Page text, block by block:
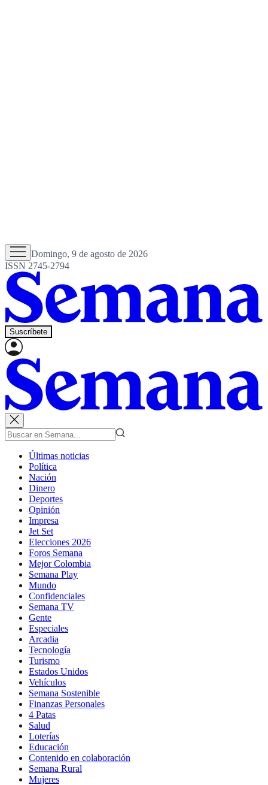
Domingo, 9 de agosto de 2026
ISSN 2745-2794
Suscríbete
Últimas noticias
Política
Nación
Dinero
Deportes
Opinión
Impresa
Jet Set
Elecciones 2026
Foros Semana
Mejor Colombia
Semana Play
Mundo
Confidenciales
Semana TV
Gente
Especiales
Arcadia
Tecnología
Turismo
Estados Unidos
Vehículos
Semana Sostenible
Finanzas Personales
4 Patas
Salud
Loterías
Educación
Contenido en colaboración
Semana Rural
Mujeres